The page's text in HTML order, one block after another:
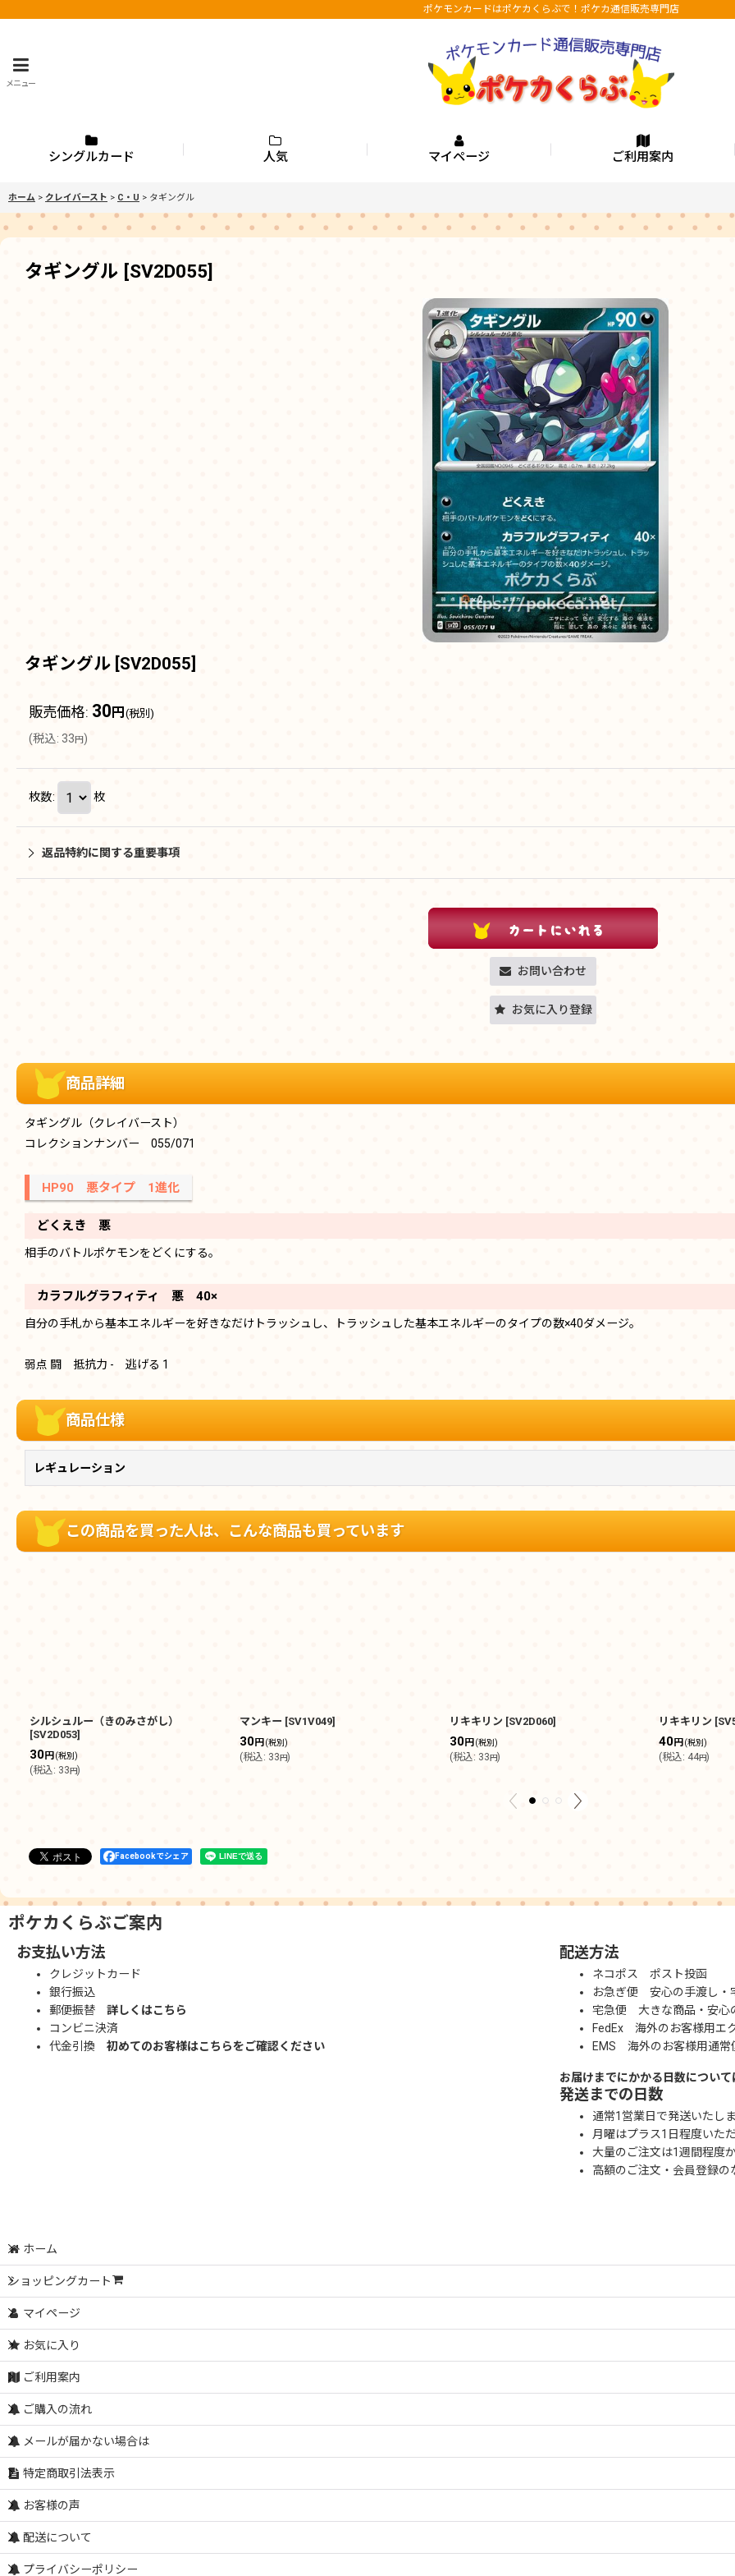
ポケモンカードはポケカくらぶで！ポケカ通信販売専門店
メニュー
シングルカード 人気 マイページ ご利用案内
ホーム > クレイバースト > C・U > タギングル
タギングル [SV2D055]
タギングル [SV2D055]
販売価格: 30 円 (税別)
(税込: 33 円 )
枚数: 枚
返品特約に関する重要事項
お問い合わせ
お気に入り登録
商品詳細
タギングル（クレイバースト）
コレクションナンバー 055/071
HP90 悪タイプ 1進化
どくえき 悪
相手のバトルポケモンをどくにする。
カラフルグラフィティ 悪 40×
自分の手札から基本エネルギーを好きなだけトラッシュし、トラッシュした基本エネルギーのタイプの数×40ダメージ。
弱点 闘 抵抗力 - 逃げる 1
商品仕様
レギュレーション
この商品を買った人は、こんな商品も買っています
シルシュルー（きのみさがし）
[SV2D053]
30円(税別)
(税込: 33円)
マンキー [SV1V049]
30円 (税別)
(税込: 33円)
リキキリン [SV2D060]
30円 (税別)
(税込: 33円)
リキキリン [
40円(税別)
(税込: 44円)
Facebookでシェア
ポケカくらぶご案内
お支払い方法
クレジットカード
銀行振込
郵便振替 詳しくはこちら
コンビニ決済
代金引換 初めてのお客様はこちらをご確認ください
配送方法
ネコポス ポスト投函
お急ぎ便 安心の手渡し・
宅急便 大きな商品・安心
FedEx 海外のお客様用エ
EMS 海外のお客様用通常
お届けまでにかかる日数について
発送までの日数
通常1営業日で発送いたし
月曜はプラス1日程度いた
大量のご注文は1週間程度
高額のご注文・会員登録
ホーム
ショッピングカート
マイページ
お気に入り
ご利用案内
ご購入の流れ
メールが届かない場合は
特定商取引法表示
お客様の声
配送について
プライバシーポリシー